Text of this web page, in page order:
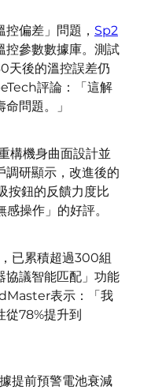
偏差」問題， Sp2
控參數數據庫。測試
天後的溫控誤差仍
評論：「這解
問題。」
構機身曲面設計並
調研顯示，改進後的
按鈕的反饋力度比
操作」的好評。
已累積超過300組
協議智能匹配」功能
表示：「我
從78%提升到
提前預警電池衰減